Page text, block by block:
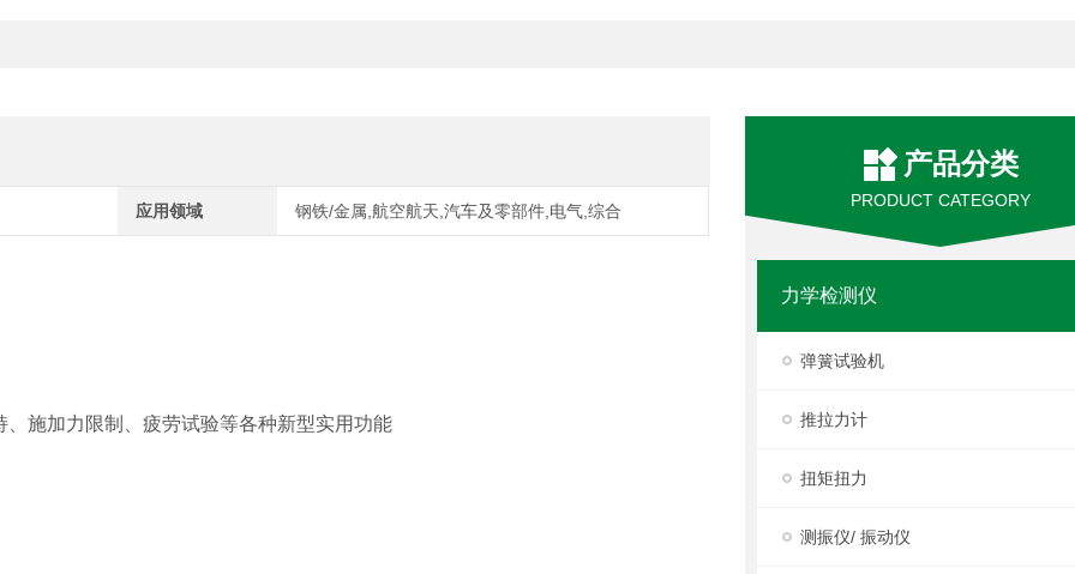
产品分类
PRODUCT CATEGORY
力学检测仪
弹簧试验机
推拉力计
扭矩扭力
测振仪/ 振动仪
应用领域 钢铁/金属,航空航天,汽车及零部件,电气,综合
施加力限制、疲劳试验等各种新型实用功能